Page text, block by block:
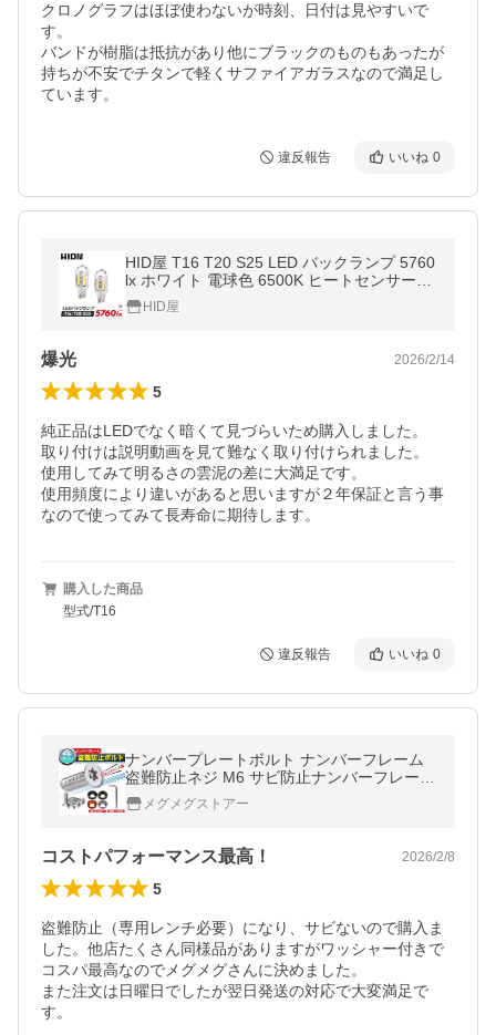
クロノグラフはほぼ使わないが時刻、日付は見やすいで
す。
バンドが樹脂は抵抗があり他にブラックのものもあったが
持ちが不安でチタンで軽くサファイアガラスなので満足し
ています。
違反報告 いいね 0
HID屋 T16 T20 S25 LED バックランプ 5760
lx ホワイト 電球色 6500K ヒートセンサー搭
載 広範囲照射 無極性 2個セット 爆光 2年保
証 HID屋
爆光 2026/2/14
5
純正品はLEDでなく暗くて見づらいため購入しました。
取り付けは説明動画を見て難なく取り付けられました。
使用してみて明るさの雲泥の差に大満足です。
使用頻度により違いがあると思いますが２年保証と言う事
なので使ってみて長寿命に期待します。
購入した商品
型式/T16
違反報告 いいね 0
ナンバープレートボルト ナンバーフレーム
盗難防止ネジ M6 サビ防止ナンバーフレーム
セキュリティ ネジ M6
メグメグストアー
コストパフォーマンス最高！ 2026/2/8
5
盗難防止（専用レンチ必要）になり、サビないので購入ま
した。他店たくさん同様品がありますがワッシャー付きで
コスパ最高なのでメグメグさんに決めました。
また注文は日曜日でしたが翌日発送の対応で大変満足で
す。